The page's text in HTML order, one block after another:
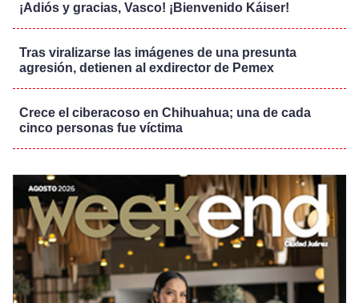
¡Adiós y gracias, Vasco! ¡Bienvenido Káiser!
Tras viralizarse las imágenes de una presunta
agresión, detienen al exdirector de Pemex
Crece el ciberacoso en Chihuahua; una de cada
cinco personas fue víctima